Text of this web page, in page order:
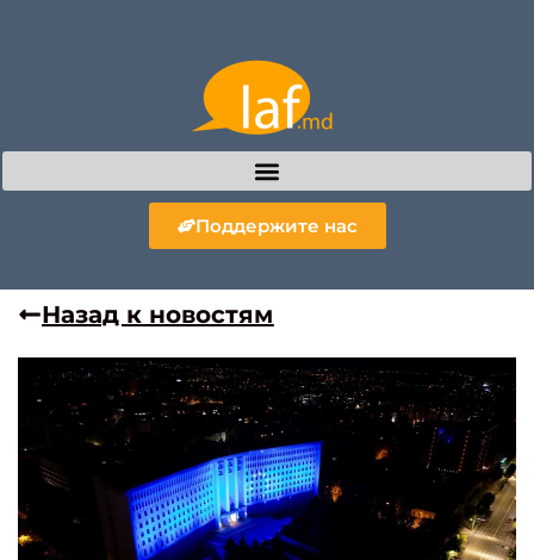
Поддержите нас
Назад к новостям